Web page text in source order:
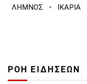
ΛΗΜΝΟΣ · ΙΚΑΡΙΑ
ΡΟΗ ΕΙΔΗΣΕΩΝ